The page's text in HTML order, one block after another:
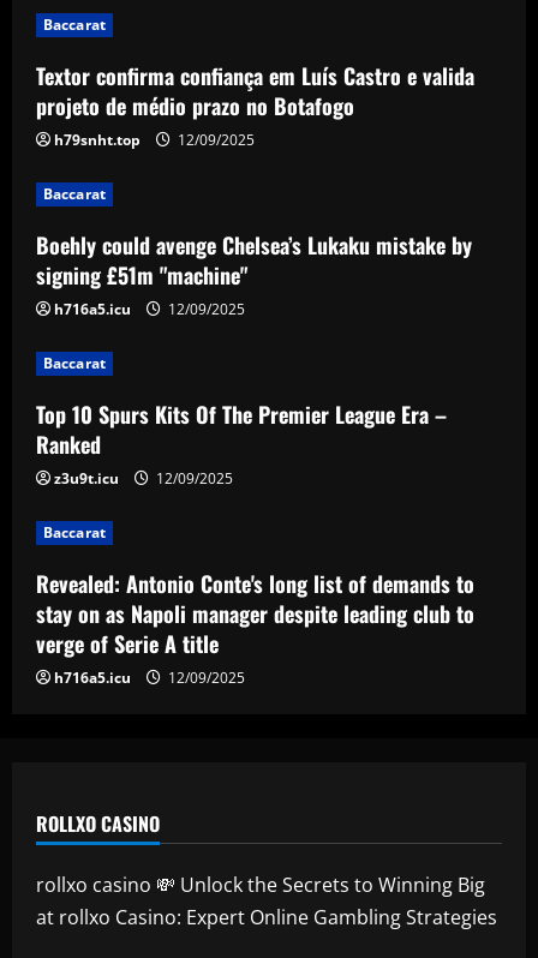
Baccarat
Boehly could avenge Chelsea’s Lukaku
mistake by signing £51m "machine"
Top 10 Spurs Kits Of The Premier
League Era – Ranked
12/09/2025
4
Revealed: Antonio Conte's long list of
demands to stay on as Napoli manager
title
5
Reply received as Tottenham make offer
for "special" £47,000-per-week ace
12/09/2025
Baccarat
Textor confirma confiança em Luís Castro e valida
projeto de médio prazo no Botafogo
h79snht.top 12/09/2025
Baccarat
Boehly could avenge Chelsea’s Lukaku mistake by
signing £51m "machine"
h716a5.icu 12/09/2025
Baccarat
Top 10 Spurs Kits Of The Premier League Era –
Ranked
z3u9t.icu 12/09/2025
Baccarat
Revealed: Antonio Conte's long list of demands to
stay on as Napoli manager despite leading club to
verge of Serie A title
h716a5.icu 12/09/2025
ROLLXO CASINO
rollxo casino 💸 Unlock the Secrets to Winning Big
at rollxo Casino: Expert Online Gambling Strategies